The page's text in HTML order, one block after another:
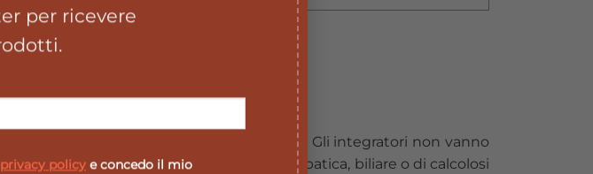
per ricevere
privacy policy e concedo il mio
dei bambini aldi sotto dei 3 anni di età. Gli integratori non vanno
In caso di alterazioni dellafunzione epatica, biliare o di calcolosi